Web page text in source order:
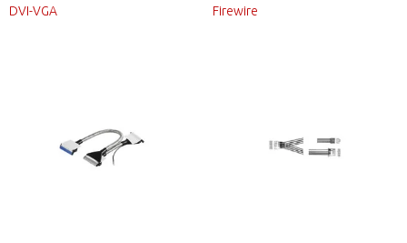
DVI-VGA Firewire